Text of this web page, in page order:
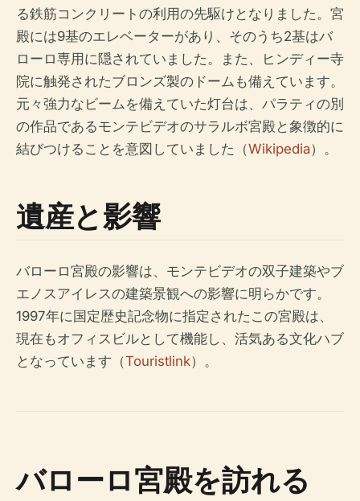
る鉄筋コンクリートの利用の先駆けとなりました。宮
殿には9基のエレベーターがあり、そのうち2基はバ
ローロ専用に隠されていました。また、ヒンディー寺
院に触発されたブロンズ製のドームも備えています。
元々強力なビームを備えていた灯台は、パラティの別
の作品であるモンテビデオのサラルボ宮殿と象徴的に
結びつけることを意図していました（Wikipedia）。
遺産と影響
バローロ宮殿の影響は、モンテビデオの双子建築やブ
エノスアイレスの建築景観への影響に明らかです。
1997年に国定歴史記念物に指定されたこの宮殿は、
現在もオフィスビルとして機能し、活気ある文化ハブ
となっています（Touristlink）。
バローロ宮殿を訪れる